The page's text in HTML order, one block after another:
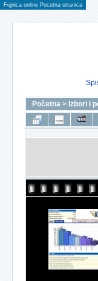
Fojnica online Pocetna stranica
Početna > Izbori i